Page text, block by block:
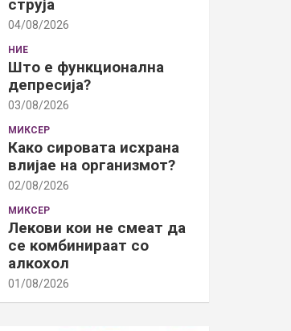
струја
04/08/2026
НИЕ
Што е функционална
депресија?
03/08/2026
МИКСЕР
Како сировата исхрана
влијае на организмот?
02/08/2026
МИКСЕР
Лекови кои не смеат да
се комбинираат со
алкохол
01/08/2026